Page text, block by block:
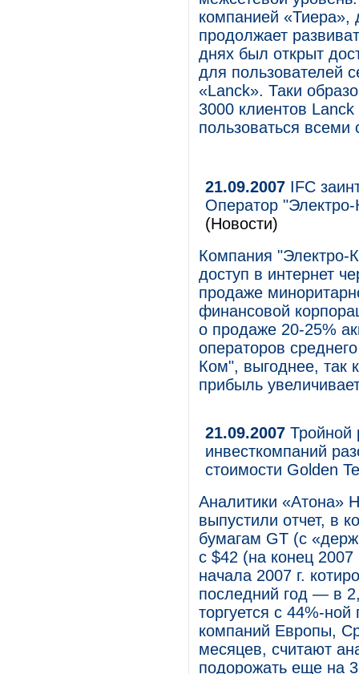
компанией
продолжает
днях был открыт
для пользователей
«Lanck». Таки
3000 клиентов
пользоваться
21.09.2007 IFC
Оператор
(Новости)
Компания
доступ в интернет
продаже
финансовой
о продаже 20-25%
операторов
Ком", выгоднее, так
прибыль
21.09.2007 Тройной
инвесткомпаний
стоимости Golden
Аналитики «Атона»
выпустили отчет, в
бумагам GT (с
с $42 (на конец
начала 2007 г.
последний год — в
торгуется с 44%-
компаний Европы,
месяцев, считают
подорожать еще на